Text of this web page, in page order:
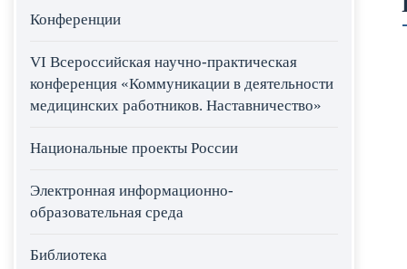
Конференции
VI Всероссийская научно-практическая
конференция «Коммуникации в деятельности
медицинских работников. Наставничество»
Национальные проекты России
Электронная информационно-
образовательная среда
Библиотека